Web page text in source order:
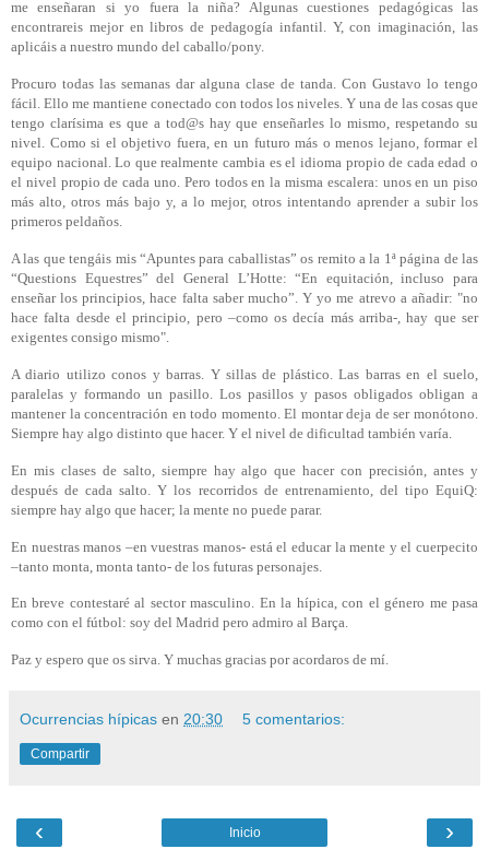
me enseñaran si yo fuera la niña? Algunas cuestiones pedagógicas las
encontrareis mejor en libros de pedagogía infantil. Y, con imaginación, las
aplicáis a nuestro mundo del caballo/pony.
Procuro todas las semanas dar alguna clase de tanda. Con Gustavo lo tengo
fácil. Ello me mantiene conectado con todos los niveles. Y una de las cosas que
tengo clarísima es que a tod@s hay que enseñarles lo mismo, respetando su
nivel. Como si el objetivo fuera, en un futuro más o menos lejano, formar el
equipo nacional. Lo que realmente cambia es el idioma propio de cada edad o
el nivel propio de cada uno. Pero todos en la misma escalera: unos en un piso
más alto, otros más bajo y, a lo mejor, otros intentando aprender a subir los
primeros peldaños.
A las que tengáis mis “Apuntes para caballistas” os remito a la 1ª página de las
“Questions Equestres” del General L’Hotte: “En equitación, incluso para
enseñar los principios, hace falta saber mucho”. Y yo me atrevo a añadir: "no
hace falta desde el principio, pero –como os decía más arriba-, hay que ser
exigentes consigo mismo".
A diario utilizo conos y barras. Y sillas de plástico. Las barras en el suelo,
paralelas y formando un pasillo. Los pasillos y pasos obligados obligan a
mantener la concentración en todo momento. El montar deja de ser monótono.
Siempre hay algo distinto que hacer. Y el nivel de dificultad también varía.
En mis clases de salto, siempre hay algo que hacer con precisión, antes y
después de cada salto. Y los recorridos de entrenamiento, del tipo EquiQ:
siempre hay algo que hacer; la mente no puede parar.
En nuestras manos –en vuestras manos- está el educar la mente y el cuerpecito
–tanto monta, monta tanto- de los futuras personajes.
En breve contestaré al sector masculino. En la hípica, con el género me pasa
como con el fútbol: soy del Madrid pero admiro al Barça.
Paz y espero que os sirva. Y muchas gracias por acordaros de mí.
Ocurrencias hípicas en 20:30 5 comentarios:
Compartir
‹ ›
Inicio